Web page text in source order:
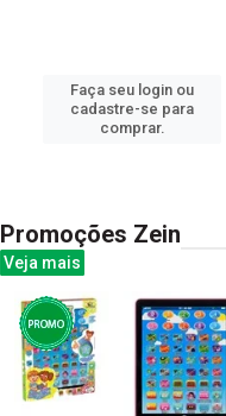
Faça seu login ou
cadastre-se para
comprar.
Promoções Zein
Veja mais